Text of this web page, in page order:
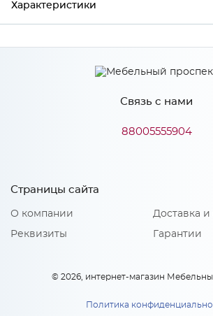
Характеристики
Ширина 456
564
30
Сурская
Особенности
Количество упаковок: 1
Связь с нами
88005555904
Страницы сайта
О компании
Реквизиты
Доставка и
Гарантии
© 2026, интернет-магазин
Политика